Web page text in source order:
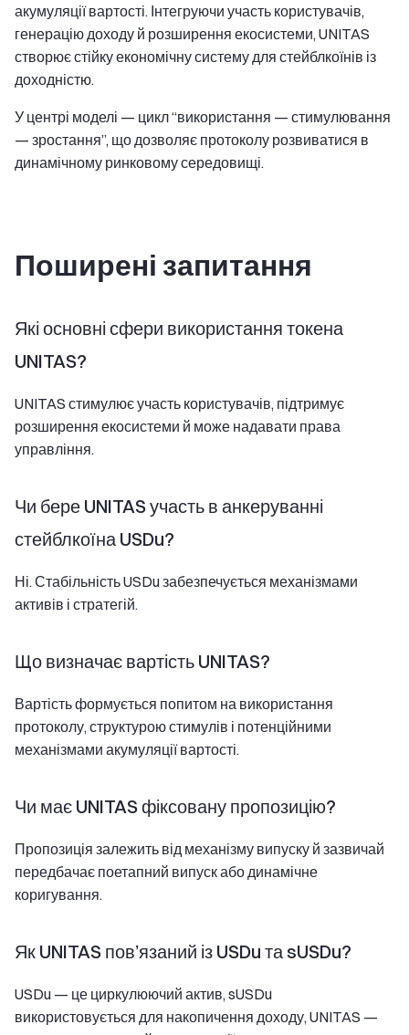
акумуляції вартості. Інтегруючи участь користувачів,
генерацію доходу й розширення екосистеми, UNITAS
створює стійку економічну систему для стейблкоїнів із
доходністю.
У центрі моделі — цикл “використання — стимулювання
— зростання”, що дозволяє протоколу розвиватися в
динамічному ринковому середовищі.
Поширені запитання
Які основні сфери використання токена
UNITAS?
UNITAS стимулює участь користувачів, підтримує
розширення екосистеми й може надавати права
управління.
Чи бере UNITAS участь в анкеруванні
стейблкоїна USDu?
Ні. Стабільність USDu забезпечується механізмами
активів і стратегій.
Що визначає вартість UNITAS?
Вартість формується попитом на використання
протоколу, структурою стимулів і потенційними
механізмами акумуляції вартості.
Чи має UNITAS фіксовану пропозицію?
Пропозиція залежить від механізму випуску й зазвичай
передбачає поетапний випуск або динамічне
коригування.
Як UNITAS пов’язаний із USDu та sUSDu?
USDu — це циркулюючий актив, sUSDu
використовується для накопичення доходу, UNITAS —